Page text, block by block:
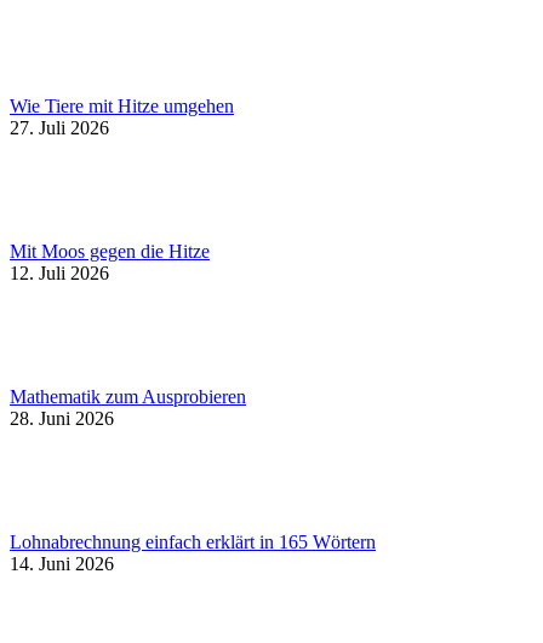
Wie Tiere mit Hitze umgehen
27. Juli 2026
Mit Moos gegen die Hitze
12. Juli 2026
Mathematik zum Ausprobieren
28. Juni 2026
Lohnabrechnung einfach erklärt in 165 Wörtern
14. Juni 2026